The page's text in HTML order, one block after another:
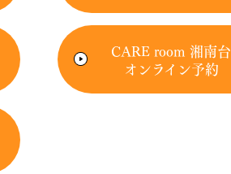
CARE room 湘南台
オンライン予約